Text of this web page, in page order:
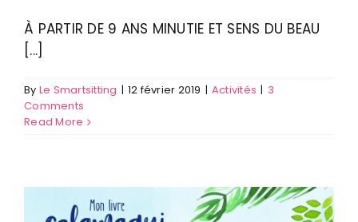
À PARTIR DE 9 ANS MINUTIE ET SENS DU BEAU
[...]
By Le Smartsitting | 12 février 2019 | Activités | 3
Comments
Read More